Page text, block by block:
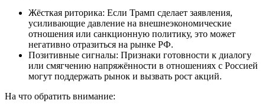
Жёсткая риторика: Если Трамп сделает заявления,
усиливающие давление на внешнеэкономические
отношения или санкционную политику, это может
негативно отразиться на рынке РФ.
Позитивные сигналы: Признаки готовности к диалогу
или смягчению напряжённости в отношениях с Россией
могут поддержать рынок и вызвать рост акций.
На что обратить внимание: